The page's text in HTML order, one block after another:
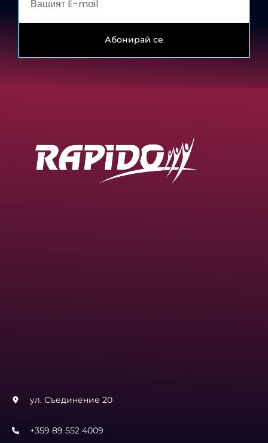
Абонирай се
ул. Съединение 20
+359 89 552 4009